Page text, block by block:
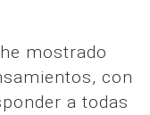
mostrado
con
a todas